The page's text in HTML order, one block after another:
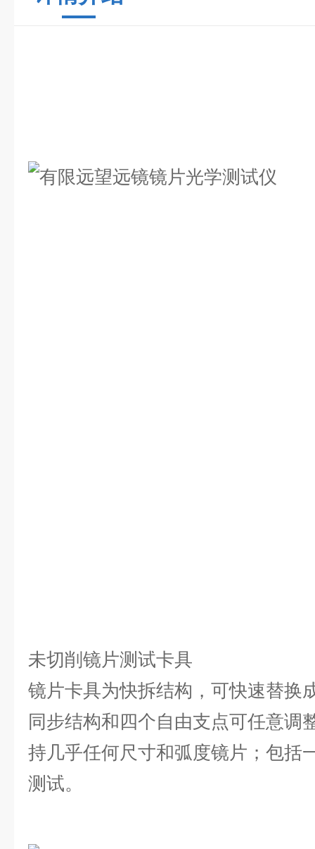
未切削镜片测试卡具
镜片卡具为快拆结构，可快速替换
同步结构和四个自由支点可任意调
持几乎任何尺寸和弧度镜片；包括
测试。